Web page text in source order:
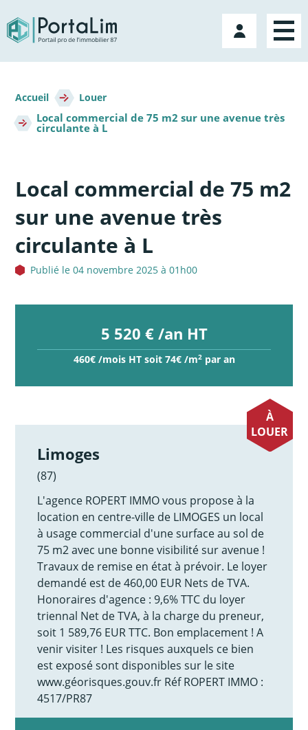
directement
au
contenu
Mon
compte
d'Ariane
Accueil Louer
Local commercial de 75 m2 sur une avenue très
circulante à L
Local commercial de 75 m2
sur une avenue très
circulante à L
Publié le 04 novembre 2025 à 01h00
5 520 € /an HT
460€ /mois HT soit 74€ /m2par an
À
LOUER
Limoges
(87)
L'agence ROPERT IMMO vous propose à la
location en centre-ville de LIMOGES un local
à usage commercial d'une surface au sol de
75 m2 avec une bonne visibilité sur avenue !
Travaux de remise en état à prévoir. Le loyer
demandé est de 460,00 EUR Nets de TVA.
Honoraires d'agence : 9,6% TTC du loyer
triennal Net de TVA, à la charge du preneur,
soit 1 589,76 EUR TTC. Bon emplacement ! A
venir visiter ! Les risques auxquels ce bien
est exposé sont disponibles sur le site
www.géorisques.gouv.fr Réf ROPERT IMMO :
4517/PR87